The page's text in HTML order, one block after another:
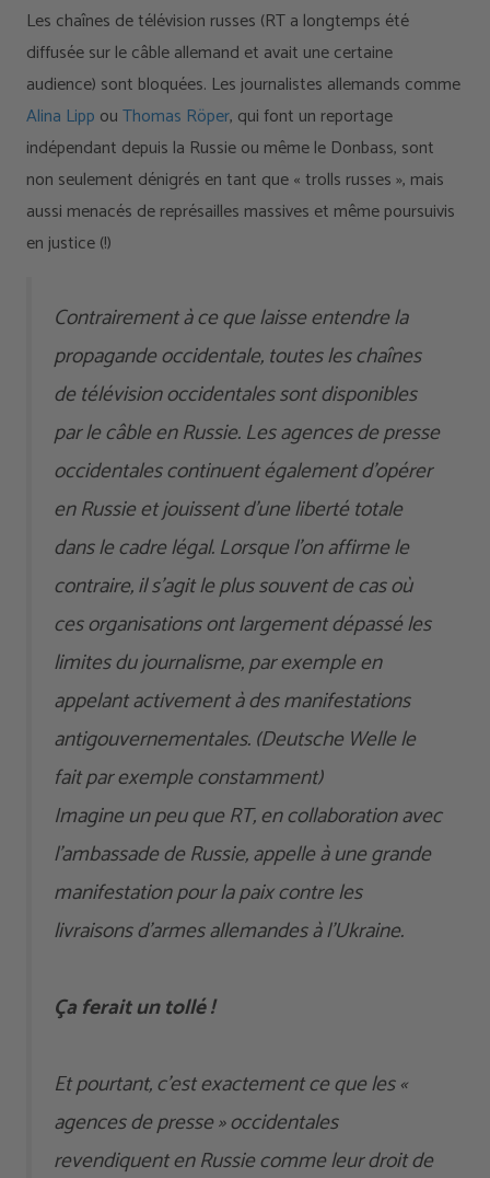
Les chaînes de télévision russes (RT a longtemps été
diffusée sur le câble allemand et avait une certaine
audience) sont bloquées. Les journalistes allemands comme
Alina Lipp ouThomas Röper, qui font un reportage
indépendant depuis la Russie ou même le Donbass, sont
non seulement dénigrés en tant que « trolls russes », mais
aussi menacés de représailles massives et même poursuivis
en justice (!)
Contrairement à ce que laisse entendre la
propagande occidentale, toutes les chaînes
de télévision occidentales sont disponibles
par le câble en Russie. Les agences de presse
occidentales continuent également d’opérer
en Russie et jouissent d’une liberté totale
dans le cadre légal. Lorsque l’on affirme le
contraire, il s’agit le plus souvent de cas où
ces organisations ont largement dépassé les
limites du journalisme, par exemple en
appelant activement à des manifestations
antigouvernementales. (Deutsche Welle le
fait par exemple constamment)
Imagine un peu que RT, en collaboration avec
l’ambassade de Russie, appelle à une grande
manifestation pour la paix contre les
livraisons d’armes allemandes à l’Ukraine.
Ça ferait un tollé !
Et pourtant, c’est exactement ce que les «
agences de presse » occidentales
revendiquent en Russie comme leur droit de